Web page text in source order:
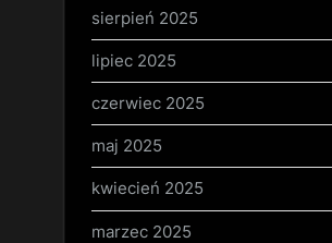
sierpień 2025
lipiec 2025
czerwiec 2025
maj 2025
kwiecień 2025
marzec 2025